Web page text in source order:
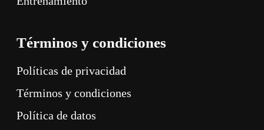
Términos y condiciones
Políticas de privacidad
Términos y condiciones
Política de datos